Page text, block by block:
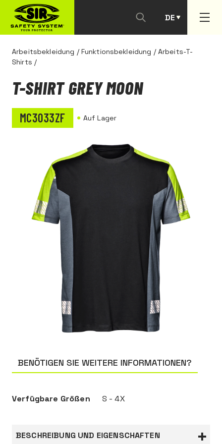
DE
PT
Arbeitsbekleidung / Funktionsbekleidung / Arbeits-T-
Shirts /
BENÖTIGEN SIE WEITERE INFORMATIONEN?
Verfügbare Größen S - 4X
BESCHREIBUNG UND EIGENSCHAFTEN
T-SHIRT GREY MOON
MC3033ZF Auf Lager